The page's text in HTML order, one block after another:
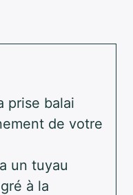
prise balai
de votre
un tuyau
à la